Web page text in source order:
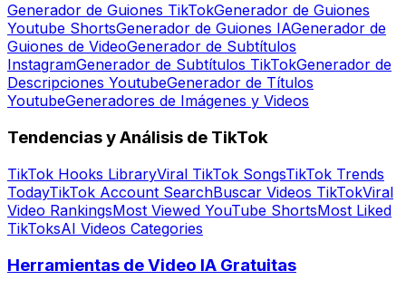
Generador de Guiones TikTokGenerador de Guiones
Youtube ShortsGenerador de Guiones IAGenerador de
Guiones de VideoGenerador de Subtítulos
InstagramGenerador de Subtítulos TikTokGenerador de
Descripciones YoutubeGenerador de Títulos
YoutubeGeneradores de Imágenes y Videos
Tendencias y Análisis de TikTok
TikTok Hooks LibraryViral TikTok SongsTikTok Trends
TodayTikTok Account SearchBuscar Videos TikTokViral
Video RankingsMost Viewed YouTube ShortsMost Liked
TikToksAI Videos Categories
Herramientas de Video IA Gratuitas